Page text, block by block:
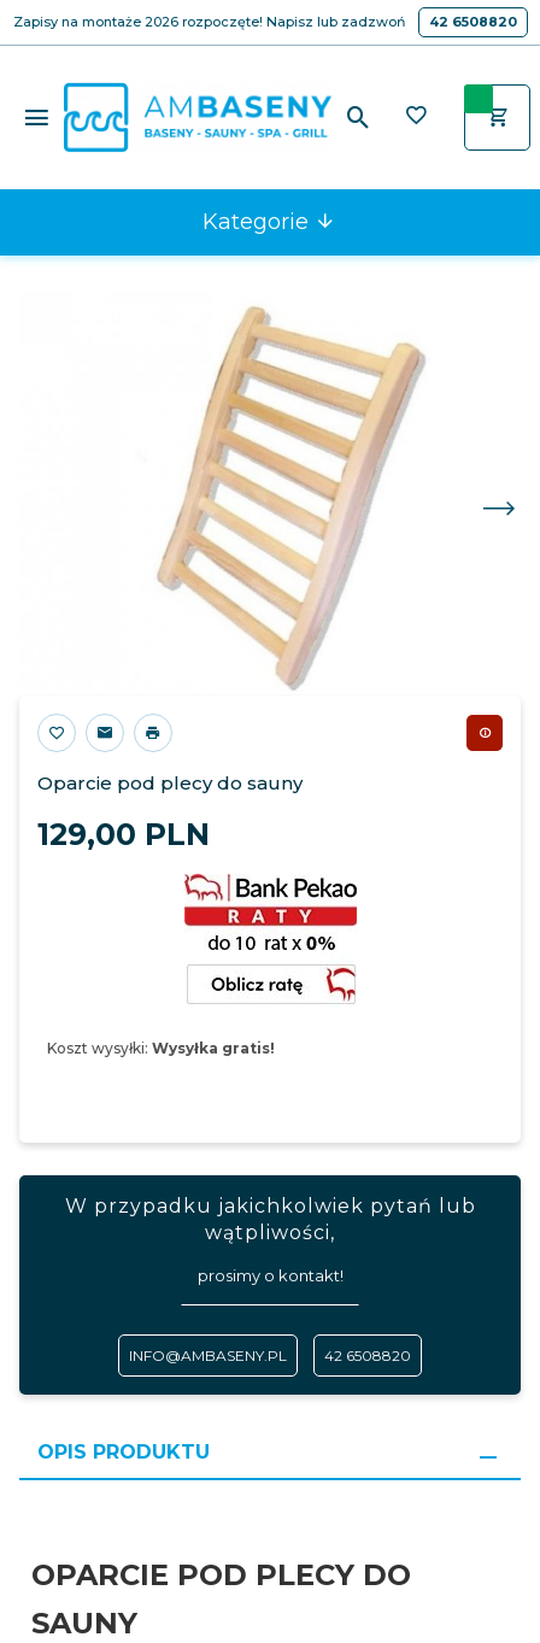
Zapisy na montaże 2026 rozpoczęte! Napisz lub zadzwoń 42 6508820
Kategorie
Oparcie pod plecy do sauny
129,00 PLN
Koszt wysyłki: Wysyłka gratis!
W przypadku jakichkolwiek pytań lub
wątpliwości,
prosimy o kontakt!
INFO@AMBASENY.PL 42 6508820
OPIS PRODUKTU
OPARCIE POD PLECY DO
SAUNY